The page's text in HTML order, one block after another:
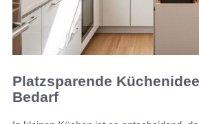
Platzsparende
Bedarf